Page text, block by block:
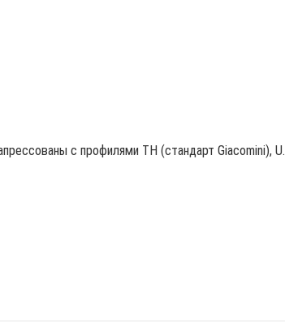
с профилями TH (стандарт Giacomini), U.